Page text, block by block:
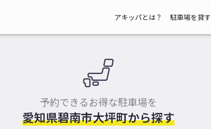
アキッパとは？ 駐車場を貸す
予約できるお得な駐車場を
愛知県碧南市大坪町から探す